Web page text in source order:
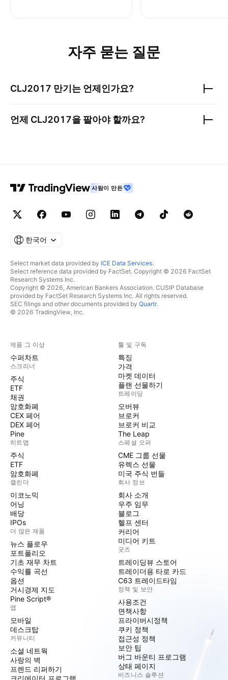
자주 묻는 질문
CLJ2017 만기는 언제인가요?
언제 CLJ2017을 팔아야 할까요?
사람이 만든
한국어
Select market data provided by ICE Data Services.
Select reference data provided by FactSet. Copyright © 2026 FactSet
Research Systems Inc.
Copyright © 2026, American Bankers Association. CUSIP Database
provided by FactSet Research Systems Inc. All rights reserved.
SEC filings and other documents provided by Quartr.
© 2026 TradingView, Inc.
제품 그 이상
수퍼차트
스크리너
주식
ETF
채권
암호화폐
CEX 페어
DEX 페어
Pine
히트맵
주식
ETF
암호화폐
캘린더
이코노믹
어닝
배당
IPOs
더 많은 제품
뉴스 플로우
포트폴리오
기초 재무 차트
수익률 곡선
옵션
거시경제 지도
Pine Script®
앱
모바일
데스크탑
커뮤니티
소셜 네트웍
사랑의 벽
프렌드 리퍼하기
크리에이터 프로그램
툴 및 구독
특징
가격
마켓 데이터
플랜 선물하기
트레이딩
오버뷰
브로커
브로커 비교
The Leap
스페셜 오퍼
CME 그룹 선물
유렉스 선물
미국 주식 번들
회사 정보
회사 소개
우주 임무
블로그
헬프 센터
커리어
미디어 키트
굿즈
트레이딩뷰 스토어
트레이더용 타로 카드
C63 트레이드타임
정책 및 보안
사용조건
면책사항
프라이버시정책
쿠키 정책
접근성 정책
보안 팁
버그 바운티 프로그램
상태 페이지
비즈니스 솔루션